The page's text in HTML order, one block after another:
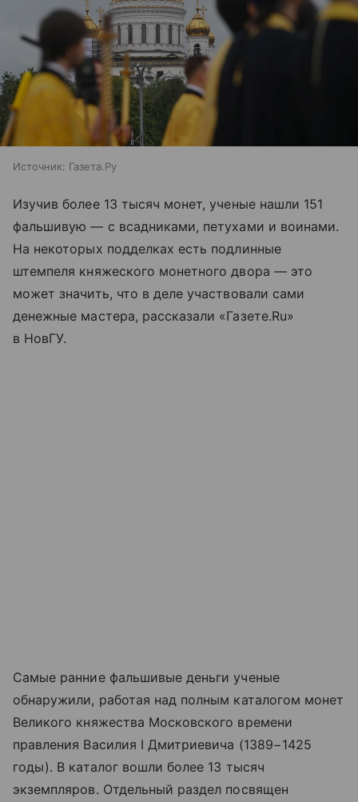
Источник: Газета.Ру
Изучив более 13 тысяч монет, ученые нашли 151
фальшивую — с всадниками, петухами и воинами.
На некоторых подделках есть подлинные
штемпеля княжеского монетного двора — это
может значить, что в деле участвовали сами
денежные мастера, рассказали «Газете.Ru»
в НовГУ.
Самые ранние фальшивые деньги ученые
обнаружили, работая над полным каталогом монет
Великого княжества Московского времени
правления Василия I Дмитриевича (1389−1425
годы). В каталог вошли более 13 тысяч
экземпляров. Отдельный раздел посвящен